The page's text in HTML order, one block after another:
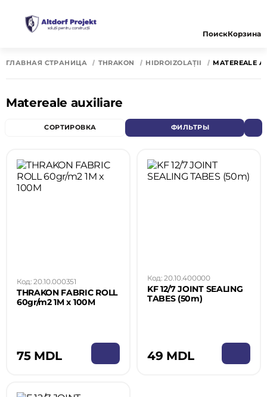
ПоискКорзина
ГЛАВНАЯ СТРАНИЦА THRAKON HIDROIZOLAȚII MATEREALE
Matereale auxiliare
СОРТИРОВКА ФИЛЬТРЫ
Код: 20.10.000351
THRAKON FABRIC ROLL
60gr/m2 1M x 100M
75 MDL
Код: 20.10.400000
KF 12/7 JOINT SEALING
TABES (50m)
49 MDL